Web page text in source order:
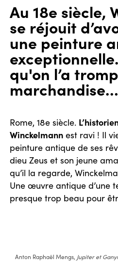
Au 18e siècle,
se réjouit
une peinture
qu'on l’a
marchandise…
Rome, 18e siècle.
Winckelmann est ravi ! Il
peinture antique de ses
dieu Zeus et son jeune
qu’il la regarde,
Une œuvre antique d’une
presque trop beau pour
Anton Raphaël Mengs, Jupiter et